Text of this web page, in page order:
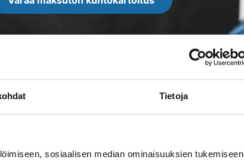
Tietoja
sosiaalisen median ominaisuuksien tukemiseen